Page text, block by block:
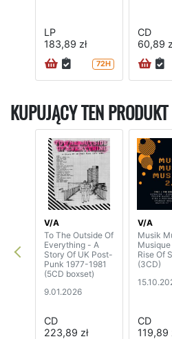
LP
183,89 zł
72H
CD
60,89
KUPUJĄCY TEN
V/A
To The Outside Of
Everything - A
Story Of UK Post-
Punk 1977-1981
(5CD boxset)
9.01.2026
CD
223,89 zł
V/A
Musik
Rise Of
(3CD)
CD
119,89